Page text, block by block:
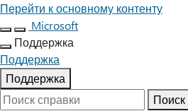
Перейти к основному контенту
Microsoft
Поддержка
Поддержка
Поддержка
Поиск